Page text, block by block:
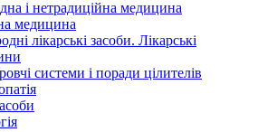
і нетрадиційна медицина
медицина
лікарські засоби. Лікарські
системи і поради цілителів